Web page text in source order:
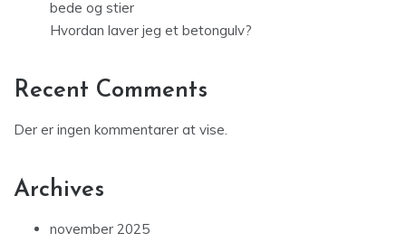
bede og stier
Hvordan laver jeg et betongulv?
Recent Comments
Der er ingen kommentarer at vise.
Archives
november 2025